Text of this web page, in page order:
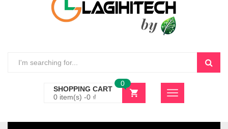
SHOPPING CART
0 item(s) -0 ₫
0